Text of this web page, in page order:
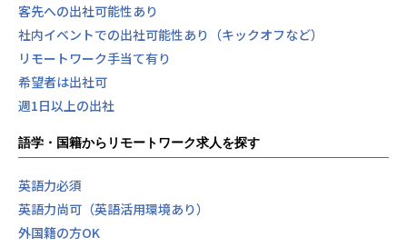
客先への出社可能性あり
社内イベントでの出社可能性あり（キックオフなど）
リモートワーク手当て有り
希望者は出社可
週1日以上の出社
語学・国籍からリモートワーク求人を探す
英語力必須
英語力尚可（英語活用環境あり）
外国籍の方OK